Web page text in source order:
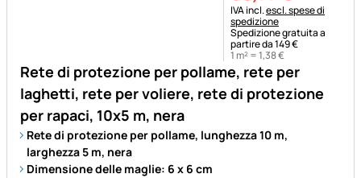
Rete di protezione per pollame, rete per
laghetti, rete per voliere, rete di protezione
per rapaci, 10x5 m, nera
Rete di protezione per pollame, lunghezza 10 m,
larghezza 5 m, nera
Dimensione delle maglie: 6 x 6 cm
Informazioni fiscali:
IVA incl.escl. spese di
spedizione
Spedizione gratuita a
partire da 149 €
1 m² =1,38€